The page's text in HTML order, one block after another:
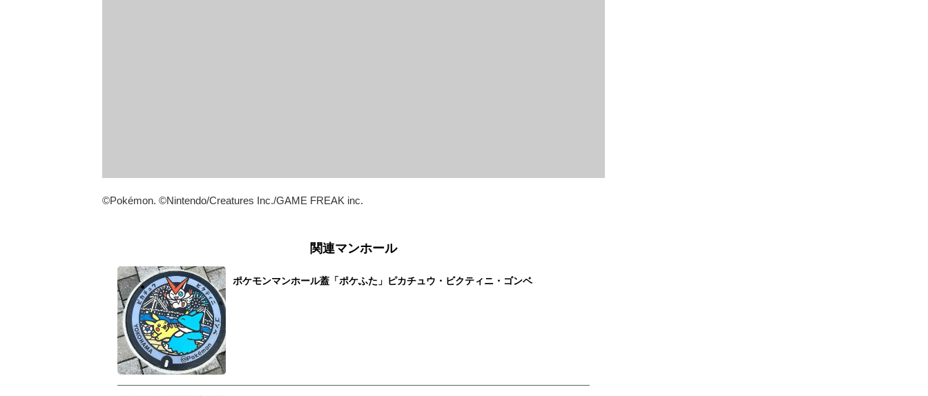
©Pokémon. ©Nintendo/Creatures Inc./GAME FREAK inc.
関連マンホール
ポケモンマンホール蓋「ポケふた」ピカチュウ・ビクティニ・ゴンベ